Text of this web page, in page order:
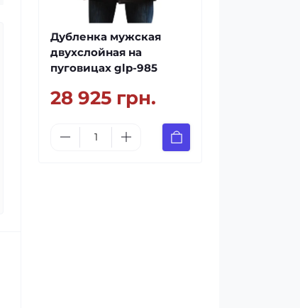
Дубленка мужская
двухслойная на
пуговицах glp-985
28 925 грн.